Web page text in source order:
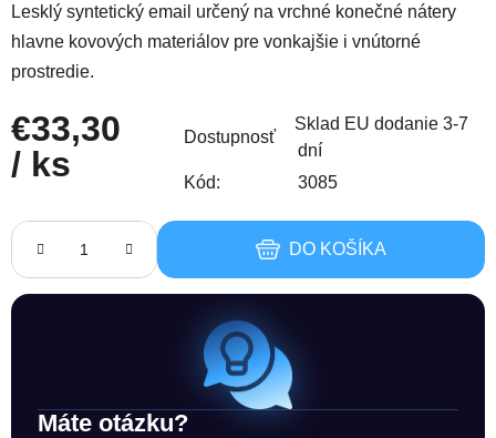
Lesklý syntetický email určený na vrchné konečné nátery
hlavne kovových materiálov pre vonkajšie i vnútorné
prostredie.
€33,30
/ ks
Dostupnosť
Sklad EU dodanie 3-7
dní
Kód:
3085
DO KOŠÍKA
Máte otázku?